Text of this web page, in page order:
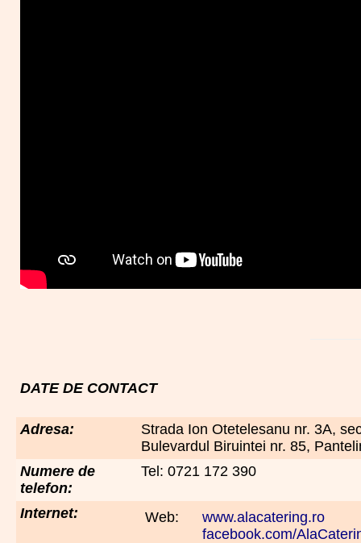
DATE DE CONTACT
Adresa:
Strada Ion Otetelesanu nr. 3A,
Bulevardul Biruintei nr. 85,
Numere de
telefon:
Tel: 0721 172 390
Internet: Web:
www.alacatering.ro
facebook.com/